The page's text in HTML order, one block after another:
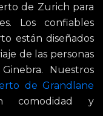
de Zurich para
Los confiables
están diseñados
de las personas
Nuestros
de Grandlane
comodidad y